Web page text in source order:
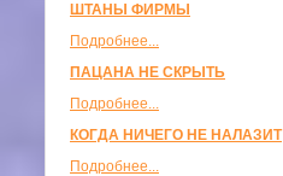
ШТАНЫ ФИРМЫ
Подробнее...
ПАЦАНА НЕ СКРЫТЬ
Подробнее...
КОГДА НИЧЕГО НЕ НАЛАЗИТ
Подробнее...